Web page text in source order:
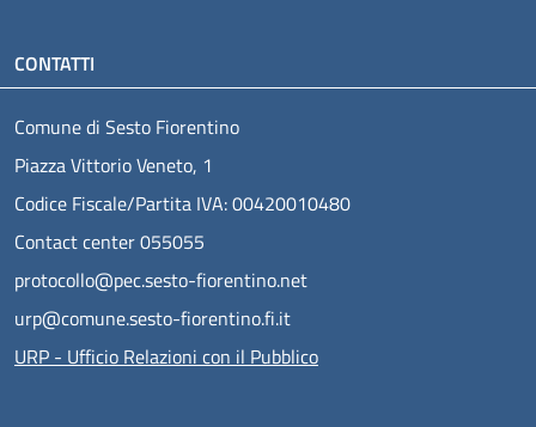
CONTATTI
Comune di Sesto Fiorentino
Piazza Vittorio Veneto, 1
Codice Fiscale/Partita IVA: 00420010480
Contact center 055055
protocollo@pec.sesto-fiorentino.net
urp@comune.sesto-fiorentino.fi.it
URP - Ufficio Relazioni con il Pubblico